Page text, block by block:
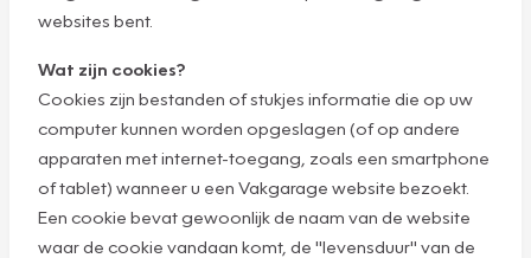
websites bent.
Wat zijn cookies?
Cookies zijn bestanden of stukjes informatie die op uw
computer kunnen worden opgeslagen (of op andere
apparaten met internet-toegang, zoals een smartphone
of tablet) wanneer u een Vakgarage website bezoekt.
Een cookie bevat gewoonlijk de naam van de website
waar de cookie vandaan komt, de "levensduur" van de